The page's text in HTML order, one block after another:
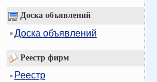
Доска объявлений
Доска объявлений
Реестр фирм
Реестр